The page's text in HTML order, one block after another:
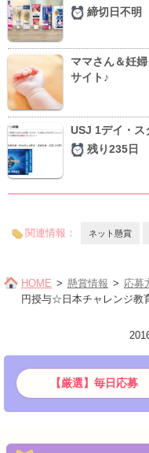
締切日不明
ママさん＆妊
サイト♪
USJ 1デイ・ス
残り235日
関連情報： ネット懸賞
HOME 懸賞情報 応募
円授与☆日本チャレンジ教
【厳選】毎日応募